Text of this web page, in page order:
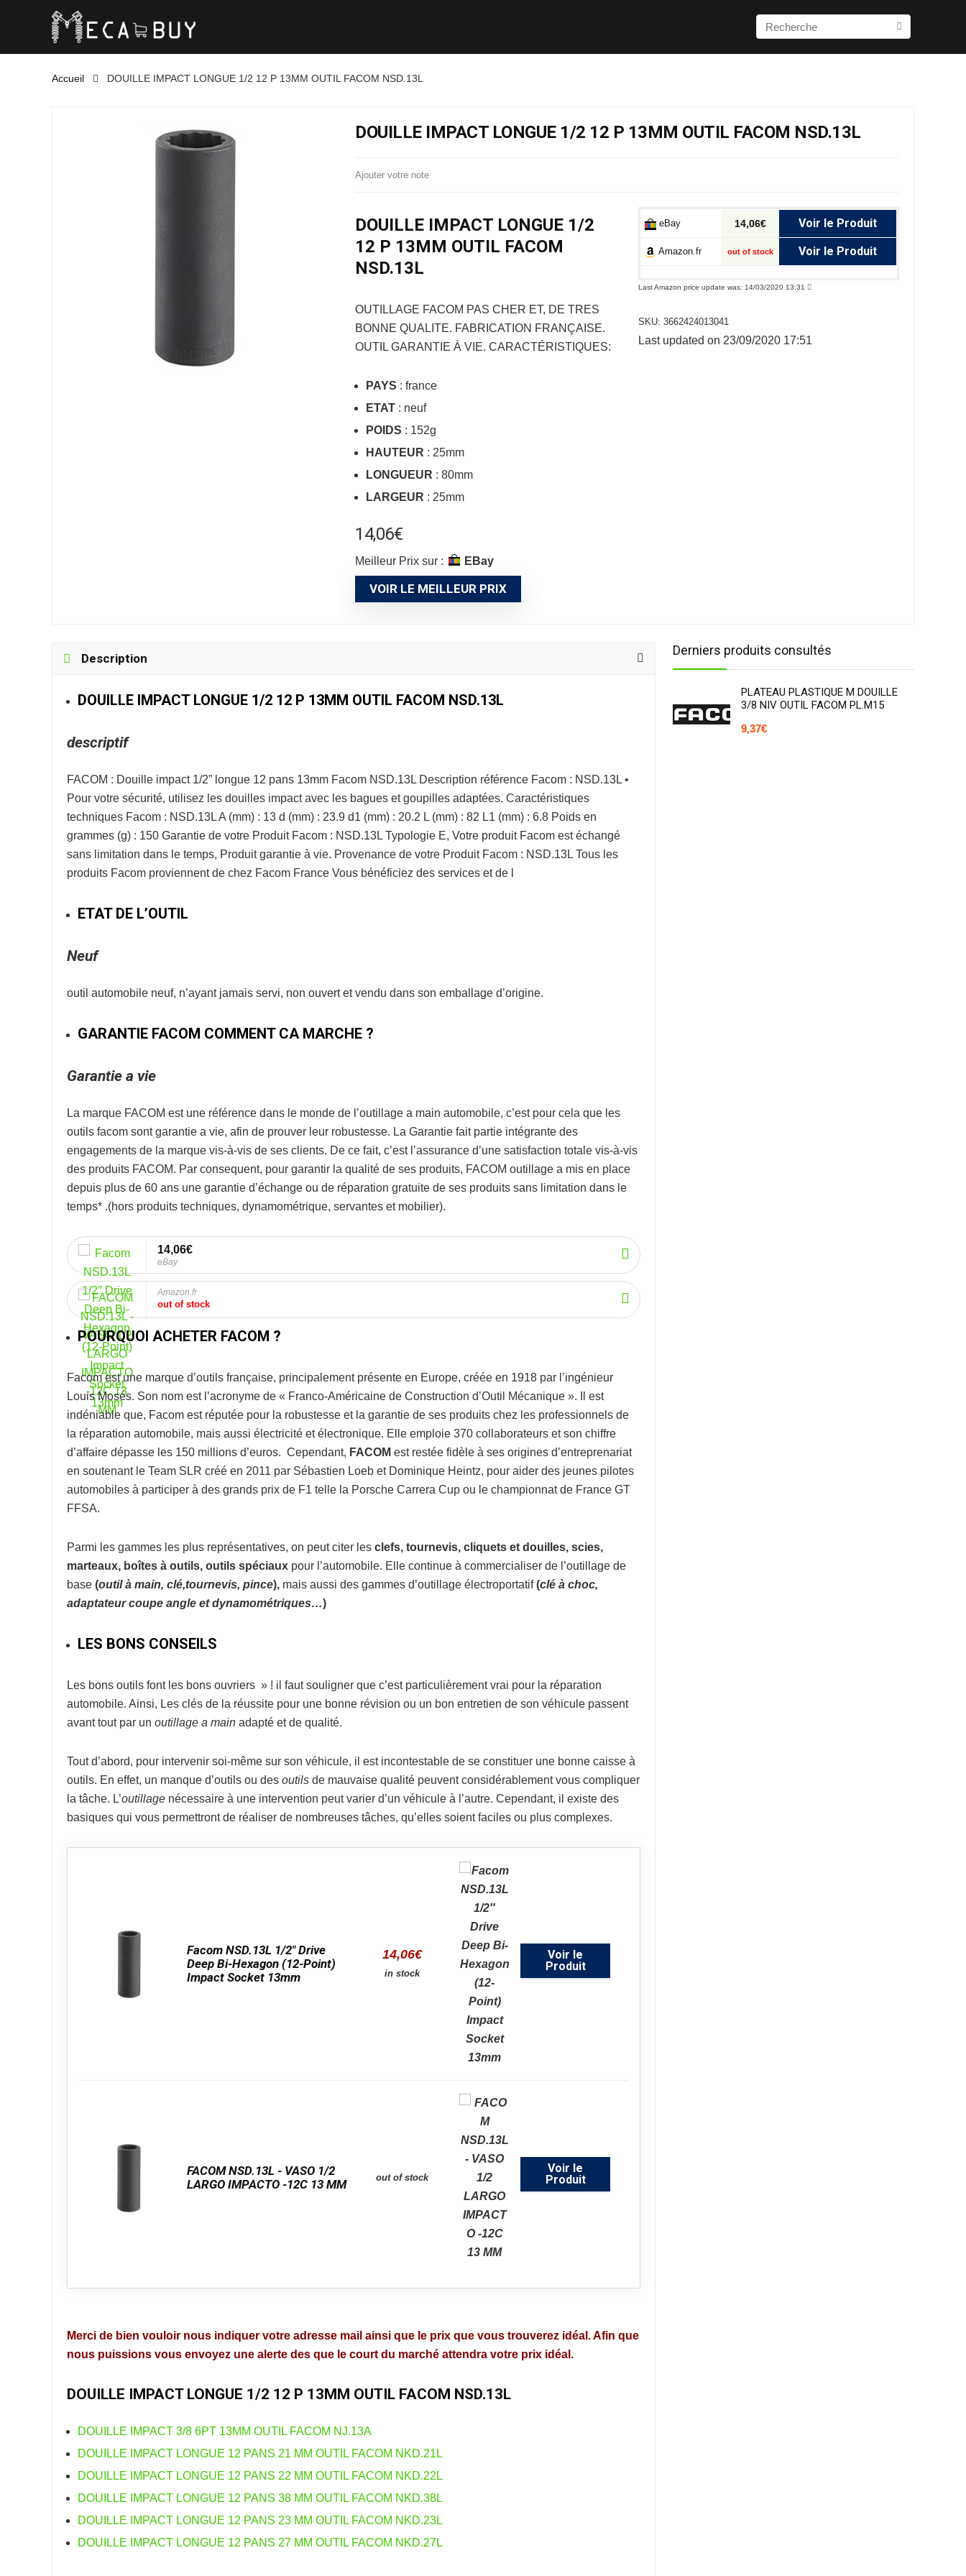
Accueil DOUILLE IMPACT LONGUE 1/2 12 P 13MM OUTIL FACOM NSD.13L
DOUILLE IMPACT LONGUE 1/2 12 P 13MM OUTIL FACOM NSD.13L
Ajouter votre note
DOUILLE IMPACT LONGUE 1/2
12 P 13MM OUTIL FACOM
NSD.13L
OUTILLAGE FACOM PAS CHER ET, DE TRES
BONNE QUALITE. FABRICATION FRANÇAISE.
OUTIL GARANTIE À VIE. CARACTÉRISTIQUES:
PAYS : france
ETAT : neuf
POIDS : 152g
HAUTEUR : 25mm
LONGUEUR : 80mm
LARGEUR : 25mm
14,06€
Meilleur Prix sur : eBay
VOIR LE MEILLEUR PRIX
eBay 14,06€ Voir le Produit
Amazon.fr out of stock Voir le Produit
Last Amazon price update was: 14/03/2020 13:31
SKU: 3662424013041
Last updated on 23/09/2020 17:51
Description
DOUILLE IMPACT LONGUE 1/2 12 P 13MM OUTIL FACOM NSD.13L
descriptif
FACOM : Douille impact 1/2” longue 12 pans 13mm Facom NSD.13L Description référence Facom : NSD.13L •
Pour votre sécurité, utilisez les douilles impact avec les bagues et goupilles adaptées. Caractéristiques
techniques Facom : NSD.13L A (mm) : 13 d (mm) : 23.9 d1 (mm) : 20.2 L (mm) : 82 L1 (mm) : 6.8 Poids en
grammes (g) : 150 Garantie de votre Produit Facom : NSD.13L Typologie E, Votre produit Facom est échangé
sans limitation dans le temps, Produit garantie à vie. Provenance de votre Produit Facom : NSD.13L Tous les
produits Facom proviennent de chez Facom France Vous bénéficiez des services et de l
ETAT DE L’OUTIL
Neuf
outil automobile neuf, n’ayant jamais servi, non ouvert et vendu dans son emballage d’origine.
GARANTIE FACOM COMMENT CA MARCHE ?
Garantie a vie
La marque FACOM est une référence dans le monde de l’outillage a main automobile, c’est pour cela que les
outils facom sont garantie a vie, afin de prouver leur robustesse. La Garantie fait partie intégrante des
engagements de la marque vis-à-vis de ses clients. De ce fait, c’est l’assurance d’une satisfaction totale vis-à-vis
des produits FACOM. Par consequent, pour garantir la qualité de ses produits, FACOM outillage a mis en place
depuis plus de 60 ans une garantie d’échange ou de réparation gratuite de ses produits sans limitation dans le
temps* .(hors produits techniques, dynamométrique, servantes et mobilier).
14,06€
eBay
Amazon.fr
out of stock
POURQUOI ACHETER FACOM ?
Facomest une marque d’outils française, principalement présente en Europe, créée en 1918 par l’ingénieur
Louis Mosés. Son nom est l’acronyme de « Franco-Américaine de Construction d’Outil Mécanique ». Il est
indéniable que, Facom est réputée pour la robustesse et la garantie de ses produits chez les professionnels de
la réparation automobile, mais aussi électricité et électronique. Elle emploie 370 collaborateurs et son chiffre
d’affaire dépasse les 150 millions d’euros. Cependant, FACOM est restée fidèle à ses origines d’entreprenariat
en soutenant le Team SLR créé en 2011 par Sébastien Loeb et Dominique Heintz, pour aider des jeunes pilotes
automobiles à participer à des grands prix de F1 telle la Porsche Carrera Cup ou le championnat de France GT
FFSA.
Parmi les gammes les plus représentatives, on peut citer les clefs, tournevis, cliquets et douilles, scies,
marteaux, boîtes à outils, outils spéciaux pour l’automobile. Elle continue à commercialiser de l’outillage de
base (outil à main, clé,tournevis, pince), mais aussi des gammes d’outillage électroportatif (clé à choc,
adaptateur coupe angle et dynamométriques…)
LES BONS CONSEILS
Les bons outils font les bons ouvriers » ! il faut souligner que c’est particulièrement vrai pour la réparation
automobile. Ainsi, Les clés de la réussite pour une bonne révision ou un bon entretien de son véhicule passent
avant tout par un outillage a main adapté et de qualité.
Tout d’abord, pour intervenir soi-même sur son véhicule, il est incontestable de se constituer une bonne caisse à
outils. En effet, un manque d’outils ou des outils de mauvaise qualité peuvent considérablement vous compliquer
la tâche. L’outillage nécessaire à une intervention peut varier d’un véhicule à l’autre. Cependant, il existe des
basiques qui vous permettront de réaliser de nombreuses tâches, qu’elles soient faciles ou plus complexes.
Facom NSD.13L 1/2″ Drive
Deep Bi-Hexagon (12-Point)
Impact Socket 13mm
14,06€
in stock
Voir le
Produit
FACOM NSD.13L - VASO 1/2
LARGO IMPACTO -12C 13 MM
out of stock
Voir le
Produit
Merci de bien vouloir nous indiquer votre adresse mail ainsi que le prix que vous trouverez idéal. Afin que
nous puissions vous envoyez une alerte des que le court du marché attendra votre prix idéal.
DOUILLE IMPACT LONGUE 1/2 12 P 13MM OUTIL FACOM NSD.13L
DOUILLE IMPACT 3/8 6PT 13MM OUTIL FACOM NJ.13A
DOUILLE IMPACT LONGUE 12 PANS 21 MM OUTIL FACOM NKD.21L
DOUILLE IMPACT LONGUE 12 PANS 22 MM OUTIL FACOM NKD.22L
DOUILLE IMPACT LONGUE 12 PANS 38 MM OUTIL FACOM NKD.38L
DOUILLE IMPACT LONGUE 12 PANS 23 MM OUTIL FACOM NKD.23L
DOUILLE IMPACT LONGUE 12 PANS 27 MM OUTIL FACOM NKD.27L
Derniers produits consultés
PLATEAU PLASTIQUE M DOUILLE
3/8 NIV OUTIL FACOM PL.M15
9,37€